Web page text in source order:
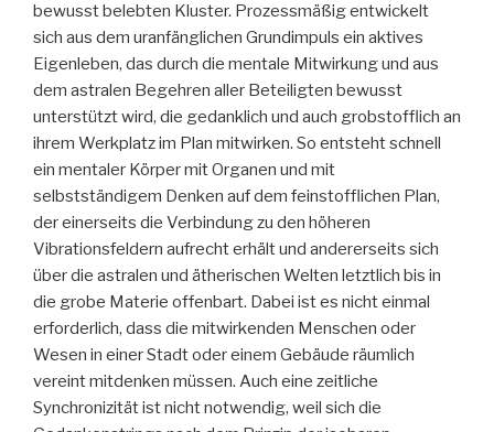
bewusst belebten Kluster. Prozessmäßig entwickelt
sich aus dem uranfänglichen Grundimpuls ein aktives
Eigenleben, das durch die mentale Mitwirkung und aus
dem astralen Begehren aller Beteiligten bewusst
unterstützt wird, die gedanklich und auch grobstofflich an
ihrem Werkplatz im Plan mitwirken. So entsteht schnell
ein mentaler Körper mit Organen und mit
selbstständigem Denken auf dem feinstofflichen Plan,
der einerseits die Verbindung zu den höheren
Vibrationsfeldern aufrecht erhält und andererseits sich
über die astralen und ätherischen Welten letztlich bis in
die grobe Materie offenbart. Dabei ist es nicht einmal
erforderlich, dass die mitwirkenden Menschen oder
Wesen in einer Stadt oder einem Gebäude räumlich
vereint mitdenken müssen. Auch eine zeitliche
Synchronizität ist nicht notwendig, weil sich die